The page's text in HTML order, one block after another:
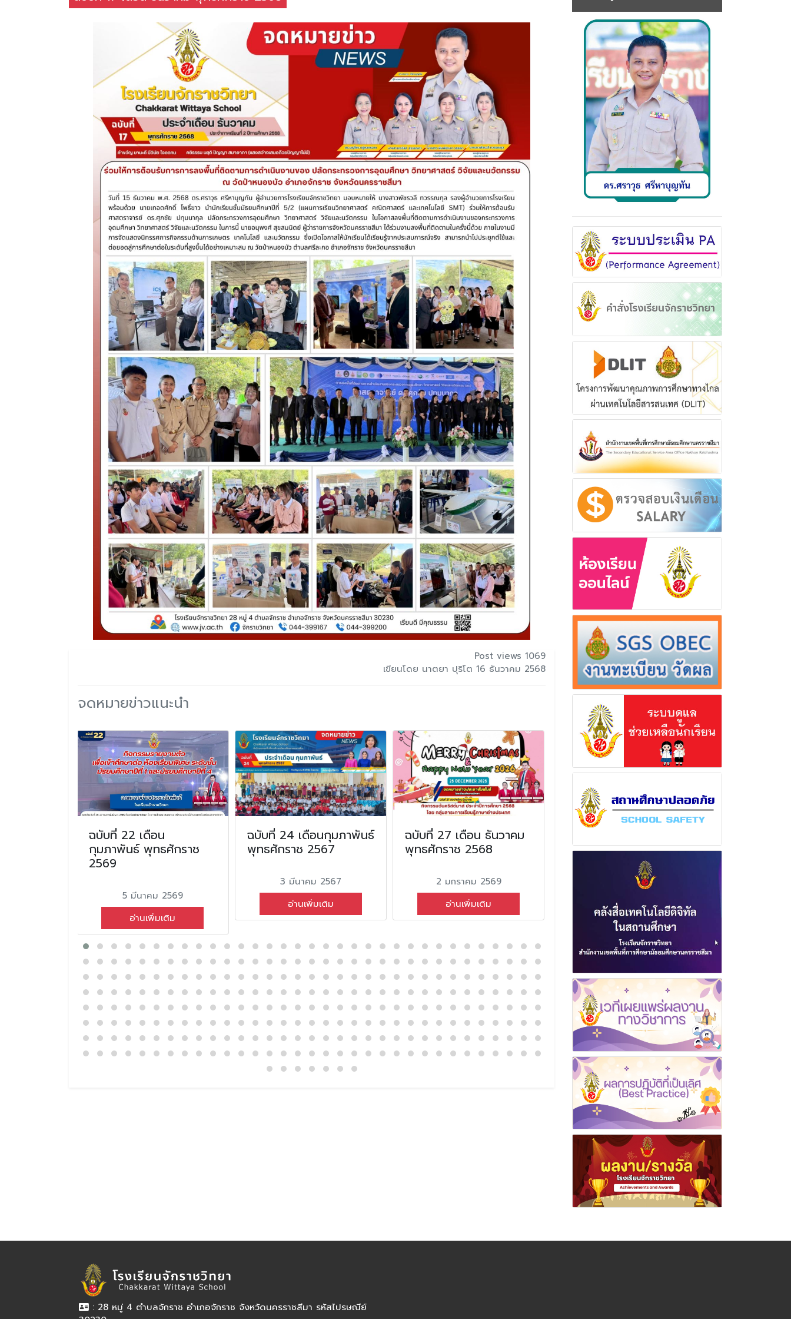
Post views 1069
เขียนโดย นาตยา ปุริโต 16 ธันวาคม 2568
จดหมายข่าวแนะนำ
ฉบับที่ 22 เดือน
กุมภาพันธ์ พุทธศักราช
2569
5 มีนาคม 2569
อ่านเพิ่มเติม
ฉบับที่ 24 เดือนกุมภาพันธ์
พุทธศักราช 2567
3 มีนาคม 2567
อ่านเพิ่มเติม
ฉบับที่ 27 เดือน ธันวาคม
พุทธศักราช 2568
2 มกราคม 2569
อ่านเพิ่มเติม
พุทธศักราช 2569
30 มกราคม 2569
อ่านเพิ่มเติม
พุทธศักราช
: 28 หมู่ 4 ตำบลจักราช อำเภอจักราช จังหวัดนครราชสีมา รหัสไปรษณีย์